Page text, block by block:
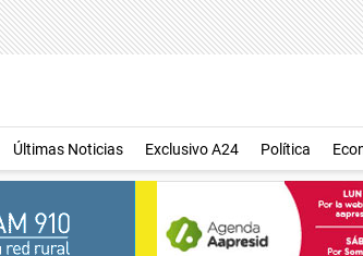
Últimas Noticias Exclusivo A24 Política